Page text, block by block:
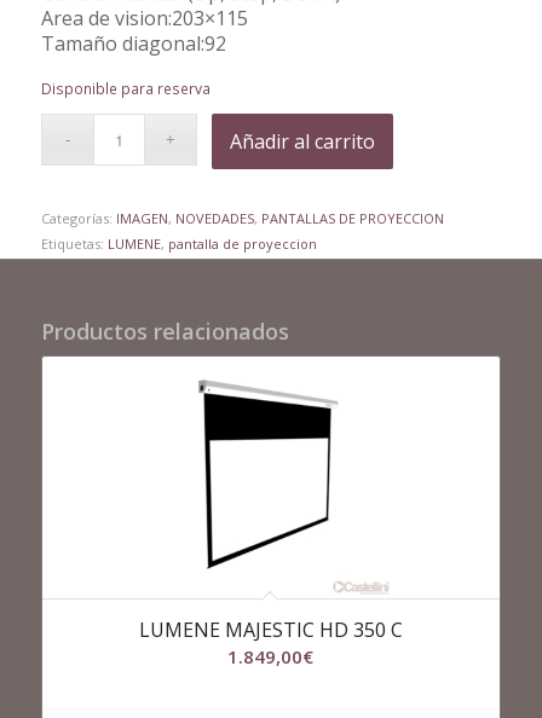
Area de vision:203×115
Tamaño diagonal:92
Disponible para reserva
Añadir al carrito
Categorías: IMAGEN, NOVEDADES, PANTALLAS DE PROYECCION
Etiquetas: LUMENE, pantalla de proyeccion
Productos relacionados
LUMENE MAJESTIC HD 350 C
1.849,00€